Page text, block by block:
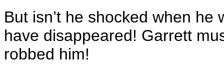
But isn’t he shocked when
have disappeared! Garrett
robbed him!